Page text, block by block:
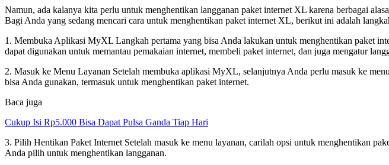
Namun, ada kalanya kita perlu untuk menghentikan langganan paket internet XL karena berbagai
Bagi Anda yang sedang mencari cara untuk menghentikan paket internet XL, berikut ini adalah
1. Membuka Aplikasi MyXL Langkah pertama yang bisa Anda lakukan untuk menghentikan paket
dapat digunakan untuk memantau pemakaian internet, membeli paket internet, dan juga mengatur
2. Masuk ke Menu Layanan Setelah membuka aplikasi MyXL, selanjutnya Anda perlu masuk ke
bisa Anda gunakan, termasuk untuk menghentikan paket internet.
Baca juga
Cukup Isi Rp5.000 Bisa Dapat Pulsa Ganda Tiap Hari
3. Pilih Hentikan Paket Internet Setelah masuk ke menu layanan, carilah opsi untuk menghentikan
Anda pilih untuk menghentikan langganan.